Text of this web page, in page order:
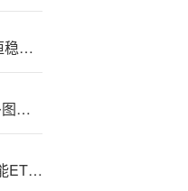
灵!活捕捉多资产机遇 富国,智恒稳健90天持有期FOF正式发行
奥?迪全新运动轿跑概念车更多图片曝光，极简设计预示品牌未来风格
“易.中天.”暴跌，创业板人工智能ETF（159363）午后重挫超9%，基金经理最新解读来了！